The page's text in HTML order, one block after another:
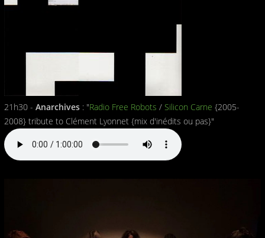
21h30 - Anarchives : "Radio Free Robots / Silicon Carne {2005-
2008} tribute to Clément Lyonnet {mix d'inédits ou pas}"